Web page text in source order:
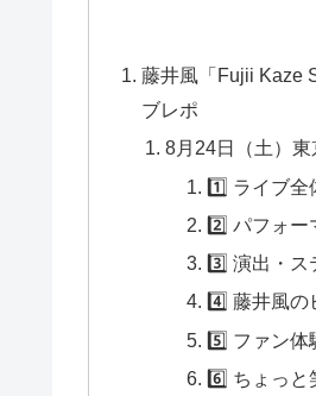
藤井風「Fujii Kaze
ブレポ
8月24日（土）
1️⃣ ライブ全
2️⃣ パフォー
3️⃣ 演出・ス
4️⃣ 藤井風
5️⃣ ファン
6️⃣ ちょっと